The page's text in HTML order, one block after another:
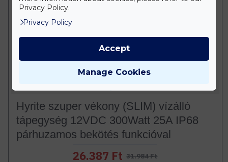
Hyrite szuper vékony (SLIM) vízálló
tápegység 12VDC 300Watt 25A IP68
párhuzamos bekötés funkcióval
26.387 Ft 31.984 Ft
Privacy Policy.
Privacy Policy
Manage Cookies
Accept